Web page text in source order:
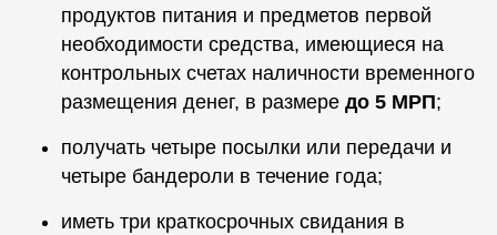
продуктов питания и предметов первой
необходимости средства, имеющиеся на
контрольных счетах наличности временного
размещения денег, в размере до 5 МРП;
получать четыре посылки или передачи и
четыре бандероли в течение года;
иметь три краткосрочных свидания в